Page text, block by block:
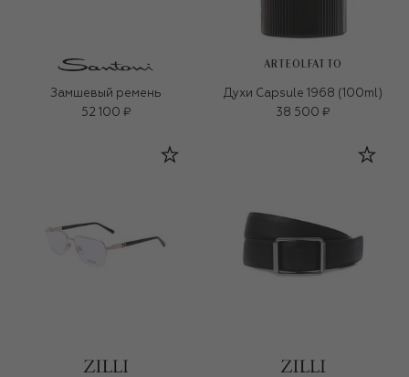
Замшевый ремень
52 100 ₽
ARTEOLFATTO
Духи Capsule 1968 (100ml)
38 500 ₽